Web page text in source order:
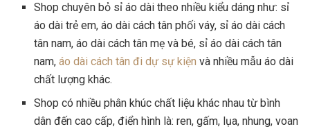
Shop chuyên bỏ sỉ áo dài theo nhiều kiểu dáng như: sỉ
áo dài trẻ em, áo dài cách tân phối váy, sỉ áo dài cách
tân nam, áo dài cách tân mẹ và bé, sỉ áo dài cách tân
nam,áo dài cách tân đi dự sự kiện và nhiều mẫu áo dài
chất lượng khác.
Shop có nhiều phân khúc chất liệu khác nhau từ bình
dân đến cao cấp, điển hình là: ren, gấm, lụa, nhung, voan